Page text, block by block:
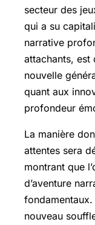
secteur des
qui a su
narrative
attachants, est
nouvelle
quant aux
profondeur
La manière
attentes sera
montrant que
d’aventure
nouveau